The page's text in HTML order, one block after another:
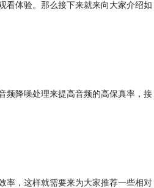
看体验。那么接下来就来向大家介绍如
频降噪处理来提高音频的高保真率，接
率，这样就需要来为大家推荐一些相对